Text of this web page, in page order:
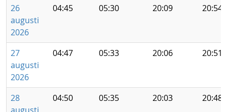
26
augusti
2026
04:45 05:30 20:09 20:54
27
augusti
2026
04:47 05:33 20:06 20:51
28
04:50 05:35 20:03 20:48